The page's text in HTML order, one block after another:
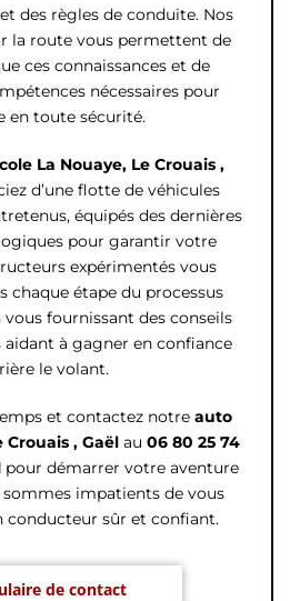
des règles de conduite. Nos
la route vous permettent de
ces connaissances et de
nécessaires pour
en toute sécurité.
La Nouaye, Le Crouais ,
d’une flotte de véhicules
équipés des dernières
pour garantir votre
expérimentés vous
chaque étape du processus
vous fournissant des conseils
aidant à gagner en confiance
le volant.
et contactez notre auto
Crouais , Gaël au 06 80 25 74
pour démarrer votre aventure
impatients de vous
conducteur sûr et confiant.
de contact